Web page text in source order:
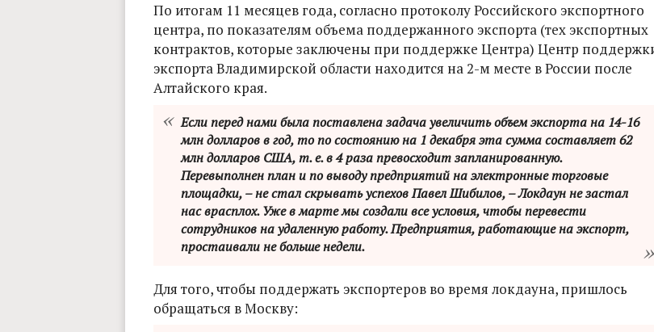
По итогам 11 месяцев года, согласно протоколу Российского экспортного
центра, по показателям объема поддержанного экспорта (тех экспортных
контрактов, которые заключены при поддержке Центра) Центр
экспорта Владимирской области находится на 2-м месте в России после
Алтайского края.
Если перед нами была поставлена задача увеличить объем экспорта на 14-16
млн долларов в год, то по состоянию на 1 декабря эта сумма составляет 62
млн долларов США, т. е. в 4 раза превосходит запланированную.
Перевыполнен план и по выводу предприятий на электронные торговые
площадки, – не стал скрывать успехов Павел Шибилов, – Локдаун не застал
нас врасплох. Уже в марте мы создали все условия, чтобы перевести
сотрудников на удаленную работу. Предприятия, работающие на экспорт,
простаивали не больше недели.
Для того, чтобы поддержать экспортеров во время локдауна, пришлось
обращаться в Москву: